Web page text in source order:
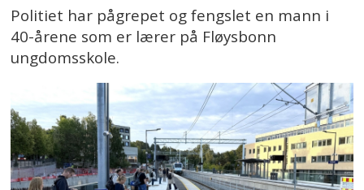
Politiet har pågrepet og fengslet en mann i
40-årene som er lærer på Fløysbonn
ungdomsskole.